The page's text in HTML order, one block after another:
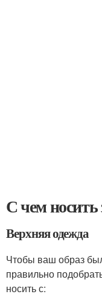
С чем
Верхняя одежда
Чтобы ваш образ
правильно
носить с: